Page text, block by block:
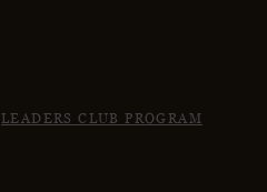
LEADERS CLUB PROGRAM